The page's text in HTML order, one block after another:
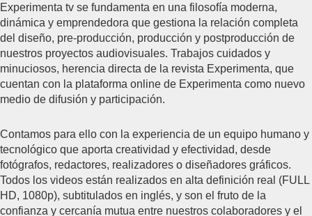
Experimenta tv se fundamenta en una filosofía moderna,
dinámica y emprendedora que gestiona la relación completa
del diseño, pre-producción, producción y postproducción de
nuestros proyectos audiovisuales. Trabajos cuidados y
minuciosos, herencia directa de la revista Experimenta, que
cuentan con la plataforma online de Experimenta como nuevo
medio de difusión y participación.
Contamos para ello con la experiencia de un equipo humano y
tecnológico que aporta creatividad y efectividad, desde
fotógrafos, redactores, realizadores o diseñadores gráficos.
Todos los videos están realizados en alta definición real (FULL
HD, 1080p), subtitulados en inglés, y son el fruto de la
confianza y cercanía mutua entre nuestros colaboradores y el